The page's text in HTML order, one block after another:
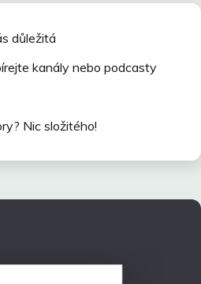
důležitá
kanály nebo podcasty
Nic složitého!